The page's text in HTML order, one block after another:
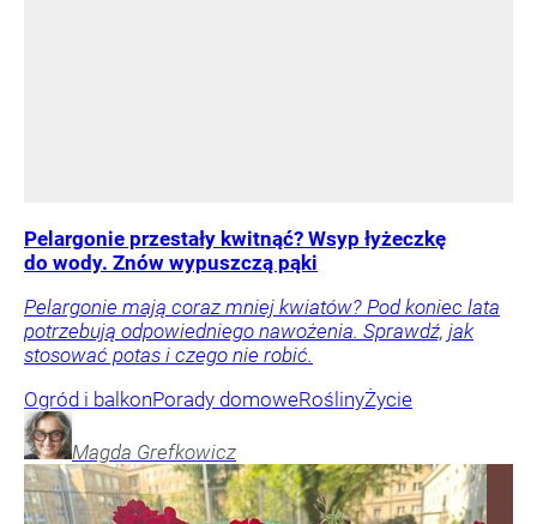
Pelargonie przestały kwitnąć? Wsyp łyżeczkę
do wody. Znów wypuszczą pąki
Pelargonie mają coraz mniej kwiatów? Pod koniec lata
potrzebują odpowiedniego nawożenia. Sprawdź, jak
stosować potas i czego nie robić.
Ogród i balkonPorady domoweRoślinyŻycie
Magda Grefkowicz